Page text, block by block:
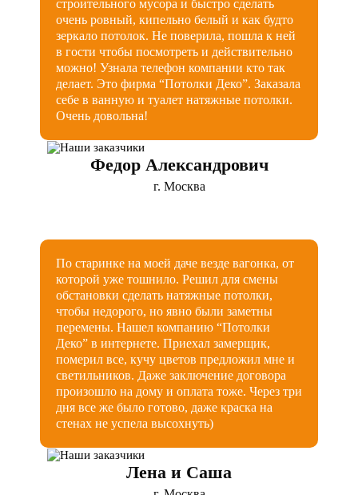
строительного мусора и быстро сделать
очень ровный, кипельно белый и как будто
зеркало потолок. Не поверила, пошла к ней
в гости чтобы посмотреть и действительно
можно! Узнала телефон компании кто так
делает. Это фирма “Потолки Деко”. Заказала
себе в ванную и туалет натяжные потолки.
Очень довольна!
Федор Александрович
г. Москва
По старинке на моей даче везде вагонка, от
которой уже тошнило. Решил для смены
обстановки сделать натяжные потолки,
чтобы недорого, но явно были заметны
перемены. Нашел компанию “Потолки
Деко” в интернете. Приехал замерщик,
померил все, кучу цветов предложил мне и
светильников. Даже заключение договора
произошло на дому и оплата тоже. Через три
дня все же было готово, даже краска на
стенах не успела высохнуть)
Лена и Саша